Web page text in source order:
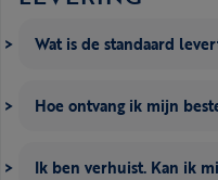
Wat is de standaard
Hoe ontvang ik mijn
Ik ben verhuist. Kan ik